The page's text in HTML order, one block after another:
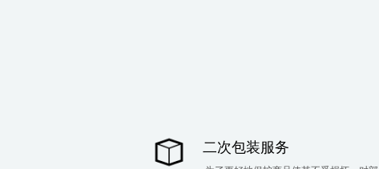
二次包装服务